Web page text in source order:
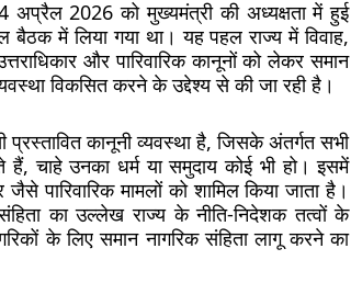
अप्रैल 2026 को मुख्यमंत्री की अध्यक्षता में हुई
बैठक में लिया गया था। यह पहल राज्य में विवाह,
और पारिवारिक कानूनों को लेकर समान
विकसित करने के उद्देश्य से की जा रही है।
प्रस्तावित कानूनी व्यवस्था है, जिसके अंतर्गत सभी
हैं, चाहे उनका धर्म या समुदाय कोई भी हो। इसमें
पारिवारिक मामलों को शामिल किया जाता है।
का उल्लेख राज्य के नीति-निदेशक तत्वों के
के लिए समान नागरिक संहिता लागू करने का